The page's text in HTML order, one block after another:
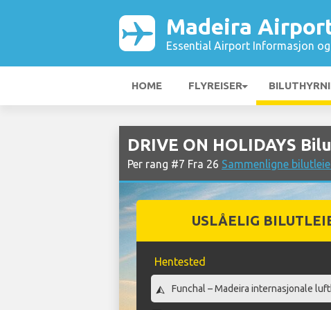
Madeira
Essential Airport Informasjon
HOME FLYREISER
DRIVE ON HOLIDAYS
Per rang #7 Fra 26 Sammenligne
USLÅELIG
Hentested